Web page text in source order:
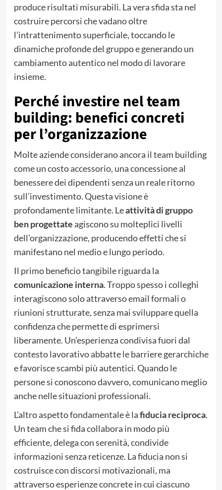
produce risultati misurabili. La vera sfida sta nel
costruire percorsi che vadano oltre
l’intrattenimento superficiale, toccando le
dinamiche profonde del gruppo e generando un
cambiamento autentico nel modo di lavorare
insieme.
Perché investire nel team
building: benefici concreti
per l’organizzazione
Molte aziende considerano ancora il team building
come un costo accessorio, una concessione al
benessere dei dipendenti senza un reale ritorno
sull’investimento. Questa visione è
profondamente limitante. Leattività di gruppo
ben progettateagiscono su molteplici livelli
dell’organizzazione, producendo effetti che si
manifestano nel medio e lungo periodo.
Il primo beneficio tangibile riguarda la
comunicazione interna. Troppo spesso i colleghi
interagiscono solo attraverso email formali o
riunioni strutturate, senza mai sviluppare quella
confidenza che permette di esprimersi
liberamente. Un’esperienza condivisa fuori dal
contesto lavorativo abbatte le barriere gerarchiche
e favorisce scambi più autentici. Quando le
persone si conoscono davvero, comunicano meglio
anche nelle situazioni professionali.
L’altro aspetto fondamentale è lafiducia reciproca.
Un team che si fida collabora in modo più
efficiente, delega con serenità, condivide
informazioni senza reticenze. La fiducia non si
costruisce con discorsi motivazionali, ma
attraverso esperienze concrete in cui ciascuno